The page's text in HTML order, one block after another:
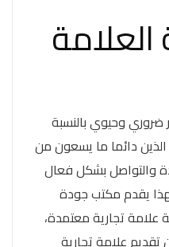
ضروري وحيوي بالنسبة
دائما ما يسعون من
والتواصل بشكل فعال
يقدم مكتب جودة
علامة تجارية معتمدة،
علامة تجارية